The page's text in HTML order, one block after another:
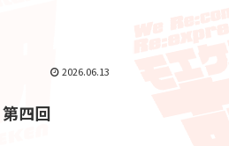
2026.06.13
四回